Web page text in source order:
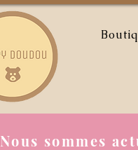
Nous sommes